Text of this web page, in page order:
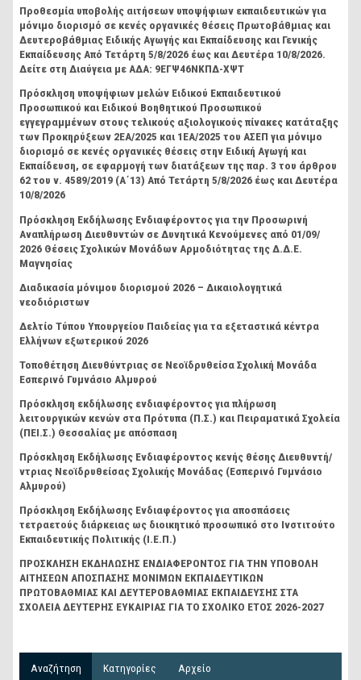
Προθεσμία υποβολής αιτήσεων υποψήφιων εκπαιδευτικών για
μόνιμο διορισμό σε κενές οργανικές θέσεις Πρωτοβάθμιας και
Δευτεροβάθμιας Ειδικής Αγωγής και Εκπαίδευσης και Γενικής
Εκπαίδευσης Από Τετάρτη 5/8/2026 έως και Δευτέρα 10/8/2026.
Δείτε στη Διαύγεια με ΑΔΑ: 9ΕΓΨ46ΝΚΠΔ-ΧΨΤ
Πρόσκληση υποψήφιων μελών Ειδικού Εκπαιδευτικού
Προσωπικού και Ειδικού Βοηθητικού Προσωπικού
εγγεγραμμένων στους τελικούς αξιολογικούς πίνακες κατάταξης
των Προκηρύξεων 2ΕΑ/2025 και 1ΕΑ/2025 του ΑΣΕΠ για μόνιμο
διορισμό σε κενές οργανικές θέσεις στην Ειδική Αγωγή και
Εκπαίδευση, σε εφαρμογή των διατάξεων της παρ. 3 του άρθρου
62 του ν. 4589/2019 (Α΄13) Από Τετάρτη 5/8/2026 έως και Δευτέρα
10/8/2026
Πρόσκληση Εκδήλωσης Ενδιαφέροντος για την Προσωρινή
Αναπλήρωση Διευθυντών σε Δυνητικά Κενούμενες από 01/09/
2026 Θέσεις Σχολικών Μονάδων Αρμοδιότητας της Δ.Δ.Ε.
Μαγνησίας
Διαδικασία μόνιμου διορισμού 2026 – Δικαιολογητικά
νεοδιόριστων
Δελτίο Τύπου Υπουργείου Παιδείας για τα εξεταστικά κέντρα
Ελλήνων εξωτερικού 2026
Τοποθέτηση Διευθύντριας σε Νεοϊδρυθείσα Σχολική Μονάδα
Εσπερινό Γυμνάσιο Αλμυρού
Πρόσκληση εκδήλωσης ενδιαφέροντος για πλήρωση
λειτουργικών κενών στα Πρότυπα (Π.Σ.) και Πειραματικά Σχολεία
(ΠΕΙ.Σ.) Θεσσαλίας με απόσπαση
Πρόσκληση Εκδήλωσης Ενδιαφέροντος κενής θέσης Διευθυντή/
ντριας Νεοϊδρυθείσας Σχολικής Μονάδας (Εσπερινό Γυμνάσιο
Αλμυρού)
Πρόσκληση Εκδήλωσης Ενδιαφέροντος για αποσπάσεις
τετραετούς διάρκειας ως διοικητικό προσωπικό στο Ινστιτούτο
Εκπαιδευτικής Πολιτικής (Ι.Ε.Π.)
ΠΡΟΣΚΛΗΣΗ ΕΚΔΗΛΩΣΗΣ ΕΝΔΙΑΦΕΡΟΝΤΟΣ ΓΙΑ ΤΗΝ ΥΠΟΒΟΛΗ
ΑΙΤΗΣΕΩΝ ΑΠΟΣΠΑΣΗΣ ΜΟΝΙΜΩΝ ΕΚΠΑΙΔΕΥΤΙΚΩΝ
ΠΡΩΤΟΒΑΘΜΙΑΣ ΚΑΙ ΔΕΥΤΕΡΟΒΑΘΜΙΑΣ ΕΚΠΑΙΔΕΥΣΗΣ ΣΤΑ
ΣΧΟΛΕΙΑ ΔΕΥΤΕΡΗΣ ΕΥΚΑΙΡΙΑΣ ΓΙΑ ΤΟ ΣΧΟΛΙΚΟ ΕΤΟΣ 2026-2027
Αναζήτηση Kατηγορίες Αρχείο